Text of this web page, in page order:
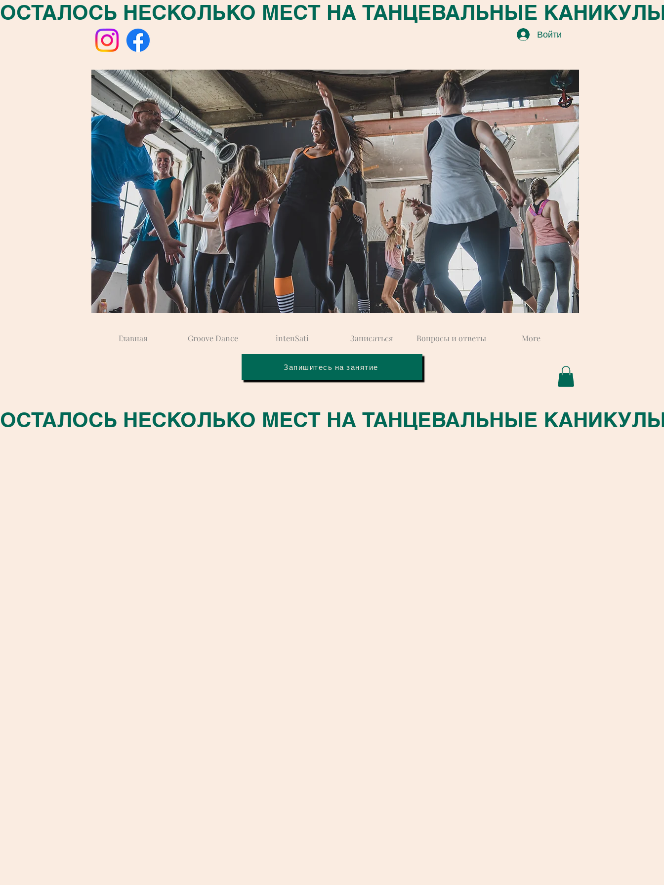
ОСТАЛОСЬ НЕСКОЛЬКО МЕСТ НА ТАНЦЕВАЛЬНЫЕ
Войти
Главная Groove Dance intenSati Записаться Вопросы и ответы More
Запишитесь на занятие
ОСТАЛОСЬ НЕСКОЛЬКО МЕСТ НА ТАНЦЕВАЛЬНЫЕ